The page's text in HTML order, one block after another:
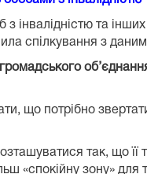
інвалідністю та
спілкування з
що потрібно
так, що її
«спокійну зону» для